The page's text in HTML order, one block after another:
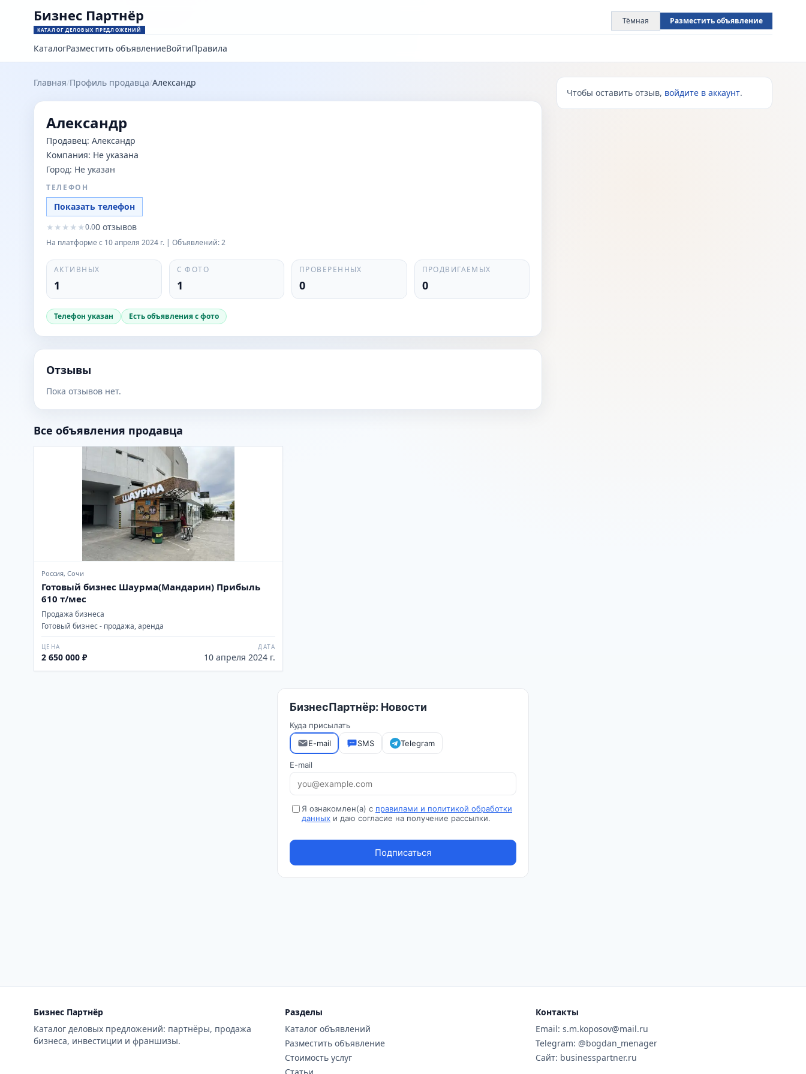
Бизнес Партнёр
КАТАЛОГ ДЕЛОВЫХ ПРЕДЛОЖЕНИЙ
Тёмная Разместить объявление
КаталогРазместить объявлениеВойтиПравила
Главная/Профиль продавца/Александр
Александр
Продавец: Александр
Компания: Не указана
Город: Не указан
ТЕЛЕФОН
Показать телефон
★ ★ ★ ★ ★0.00 отзывов
На платформе с 10 апреля 2024 г. | Объявлений:2
АКТИВНЫХ
1
С ФОТО
1
ПРОВЕРЕННЫХ
0
ПРОДВИГАЕМЫХ
0
Телефон указан Есть объявления с фото
Отзывы
Пока отзывов нет.
Все объявления продавца
Россия, Сочи
Готовый бизнес Шаурма(Мандарин) Прибыль
610 т/мес
Продажа бизнеса
Готовый бизнес - продажа, аренда
ЦЕНА
2 650 000 ₽
ДАТА
10 апреля 2024 г.
Чтобы оставить отзыв, войдите в аккаунт.
Бизнес Партнёр
Каталог деловых предложений: партнёры, продажа
бизнеса, инвестиции и франшизы.
Разделы
Каталог объявлений
Разместить объявление
Стоимость услуг
Контакты
Email: s.m.koposov@mail.ru
Telegram: @bogdan_menager
Сайт: businesspartner.ru